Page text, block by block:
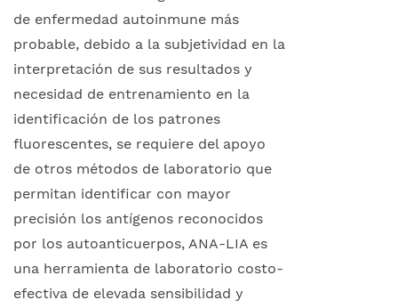
de enfermedad autoinmune más
probable, debido a la subjetividad en la
interpretación de sus resultados y
necesidad de entrenamiento en la
identificación de los patrones
fluorescentes, se requiere del apoyo
de otros métodos de laboratorio que
permitan identificar con mayor
precisión los antígenos reconocidos
por los autoanticuerpos, ANA-LIA es
una herramienta de laboratorio costo-
efectiva de elevada sensibilidad y